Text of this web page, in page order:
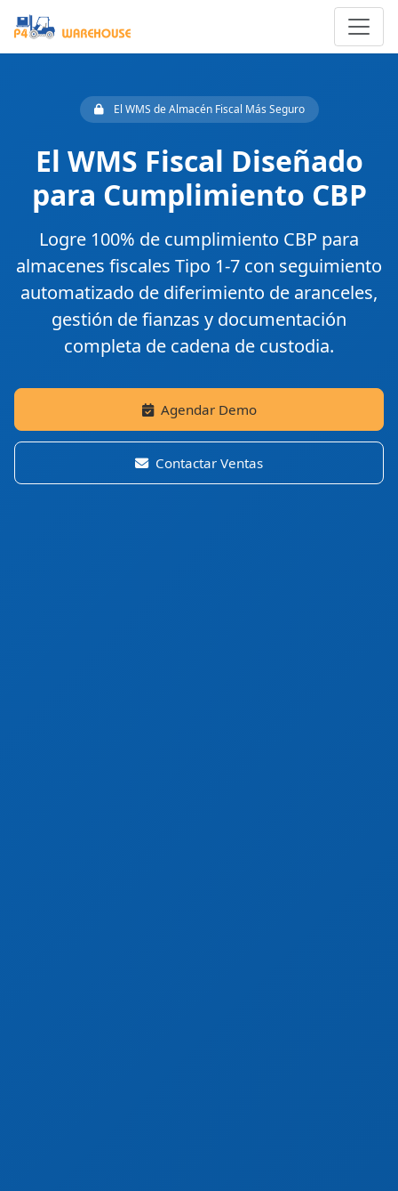
El WMS de Almacén Fiscal Más Seguro
El WMS Fiscal Diseñado
para Cumplimiento CBP
Logre 100% de cumplimiento CBP para
almacenes fiscales Tipo 1-7 con seguimiento
automatizado de diferimiento de aranceles,
gestión de fianzas y documentación
completa de cadena de custodia.
Agendar Demo
Contactar Ventas